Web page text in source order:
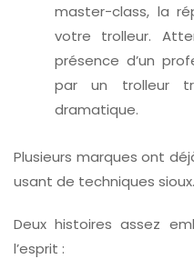
master-class, la
votre trolleur.
présence d’un
par un trolleur
dramatique.
Plusieurs marques ont
usant de techniques sioux.
Deux histoires assez
l’esprit :